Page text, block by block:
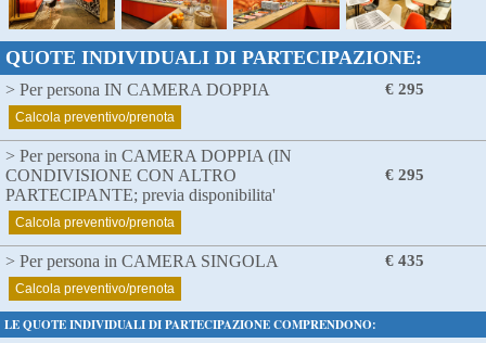
QUOTE INDIVIDUALI DI PARTECIPAZIONE:
> Per persona IN CAMERA DOPPIA € 295
Calcola preventivo/prenota
> Per persona in CAMERA DOPPIA (IN
CONDIVISIONE CON ALTRO
PARTECIPANTE; previa disponibilita'
€ 295
Calcola preventivo/prenota
> Per persona in CAMERA SINGOLA € 435
Calcola preventivo/prenota
LE QUOTE INDIVIDUALI DI PARTECIPAZIONE COMPRENDONO: